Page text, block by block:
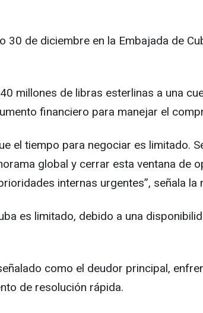
30 de diciembre en la Embajada de
millones de libras esterlinas a una
financiero para manejar el
el tiempo para negociar es limitado.
global y cerrar esta ventana de
internas urgentes”, señala la
es limitado, debido a una
como el deudor principal,
de resolución rápida.